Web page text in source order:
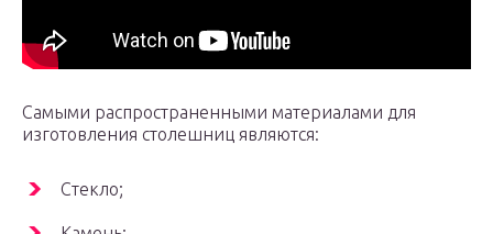
Самыми распространенными материалами для
изготовления столешниц являются:
Стекло;